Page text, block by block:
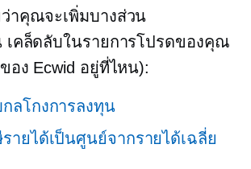
ว่าคุณจะเพิ่มบางส่วน
เคล็ดลับในรายการโปรดของคุณ
อง Ecwid อยู่ที่ไหน):
ลโกงการลงทุน
ายได้เป็นศูนย์จากรายได้เฉลี่ย